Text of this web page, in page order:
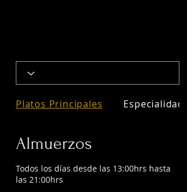
Almuerzos
Todos los días desde las 13:00hrs hasta
las 21:00hrs
Platos Principales